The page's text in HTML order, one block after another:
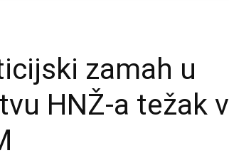
zamah u
HNŽ-a težak